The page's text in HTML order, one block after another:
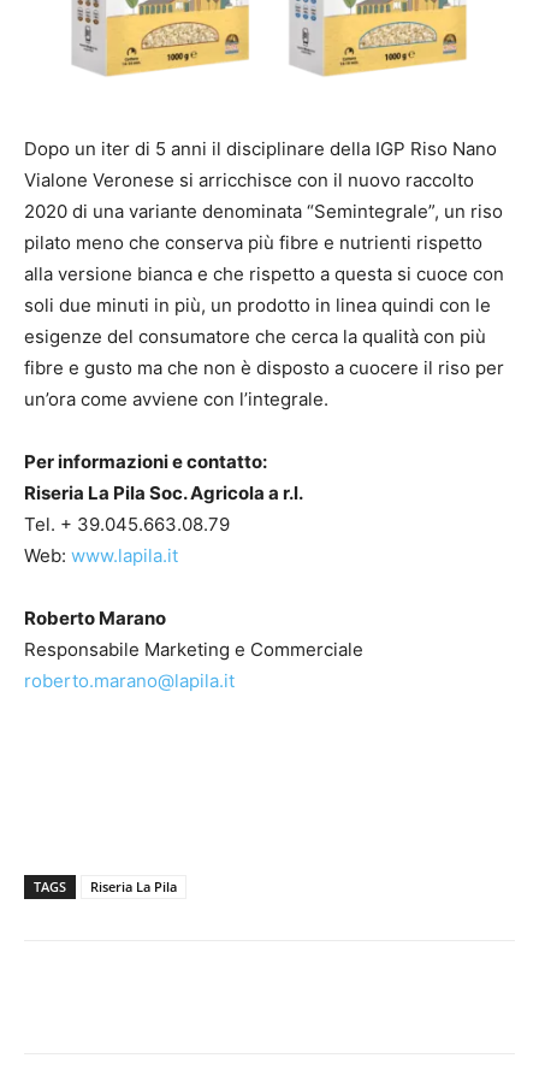
Dopo un iter di 5 anni il disciplinare della IGP Riso Nano
Vialone Veronese si arricchisce con il nuovo raccolto
2020 di una variante denominata “Semintegrale”, un riso
pilato meno che conserva più fibre e nutrienti rispetto
alla versione bianca e che rispetto a questa si cuoce con
soli due minuti in più, un prodotto in linea quindi con le
esigenze del consumatore che cerca la qualità con più
fibre e gusto ma che non è disposto a cuocere il riso per
un’ora come avviene con l’integrale.
Per informazioni e contatto:
Riseria La Pila Soc. Agricola a r.l.
Tel. + 39.045.663.08.79
Web: www.lapila.it
Roberto Marano
Responsabile Marketing e Commerciale
roberto.marano@lapila.it
TAGS Riseria La Pila